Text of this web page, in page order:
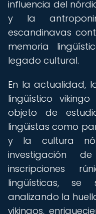
influencia del
y la
escandinavas
memoria
legado cultural.
En la actualidad,
lingüístico
objeto de
lingüistas como
y la cultura
investigación
inscripciones
lingüísticas, se
analizando la
vikingos,